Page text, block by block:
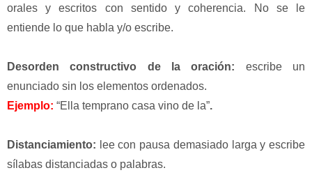
orales y escritos con sentido y coherencia. No se le
entiende lo que habla y/o escribe.
Desorden constructivo de la oración: escribe un
enunciado sin los elementos ordenados.
Ejemplo: “Ella temprano casa vino de la”.
Distanciamiento: lee con pausa demasiado larga y escribe
sílabas distanciadas o palabras.